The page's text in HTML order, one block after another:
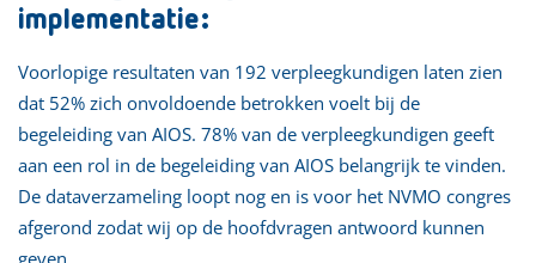
implementatie:
Voorlopige resultaten van 192 verpleegkundigen laten zien
dat 52% zich onvoldoende betrokken voelt bij de
begeleiding van AIOS. 78% van de verpleegkundigen geeft
aan een rol in de begeleiding van AIOS belangrijk te vinden.
De dataverzameling loopt nog en is voor het NVMO congres
afgerond zodat wij op de hoofdvragen antwoord kunnen
geven.